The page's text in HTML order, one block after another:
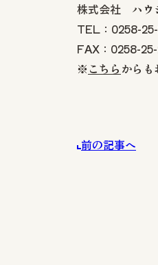
株式会社 ハウ
TEL：0258-
FAX：0258-
※ こちら から
前の記事へ